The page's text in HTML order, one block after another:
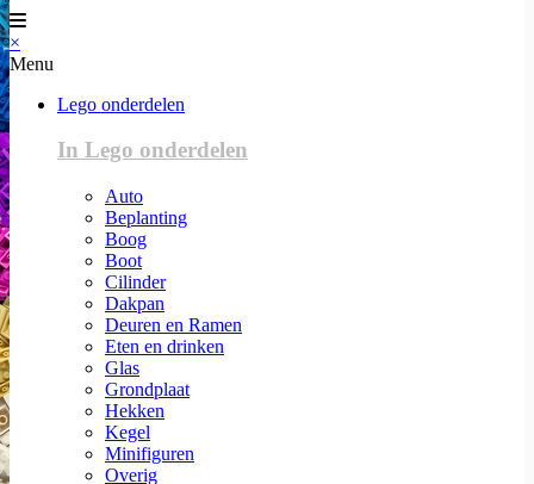
×
Menu
Lego onderdelen
In Lego onderdelen
Auto
Beplanting
Boog
Boot
Cilinder
Dakpan
Deuren en Ramen
Eten en drinken
Glas
Grondplaat
Hekken
Kegel
Minifiguren
Overig